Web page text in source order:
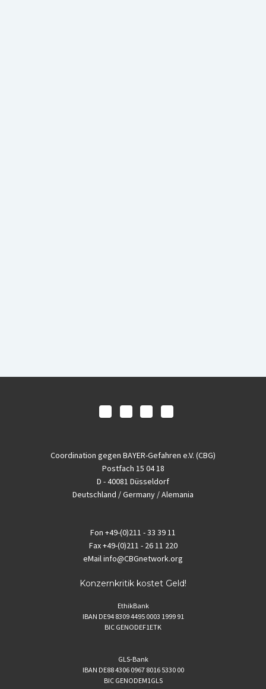
Coordination gegen BAYER-Gefahren e.V. (CBG)
Postfach 15 04 18
D - 40081 Düsseldorf
Deutschland / Germany / Alemania
Fon +49-(0)211 - 33 39 11
Fax+49-(0)211 - 26 11 220
eMailinfo@CBGnetwork.org
Konzernkritik kostet Geld!
EthikBank
IBAN DE94 8309 4495 0003 1999 91
BIC GENODEF1ETK
GLS-Bank
IBAN DE88 4306 0967 8016 5330 00
BIC GENODEM1GLS